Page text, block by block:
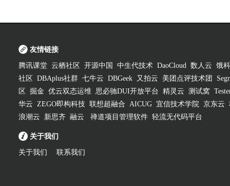
友情链接
腾讯课堂 云栖社区 开源中国 中生代技术 DaoCloud 数人云 饿
社区
DBAplus社群 七牛云 DBGeek 又拍云 美团点评技术团
区
掘金 优云双态运维 思必驰DUI开放平台 精灵云 测试窝
华云 ZEGO即构科技 联想超融合 AICUG 宜信技术学院 京东云
浪潮云
新思齐 融云 禅道项目管理软件 轻流无代码平台
关于我们
关于我们 联系我们